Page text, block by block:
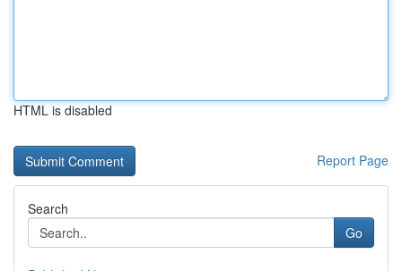
HTML is disabled
Report Page
Search
Go